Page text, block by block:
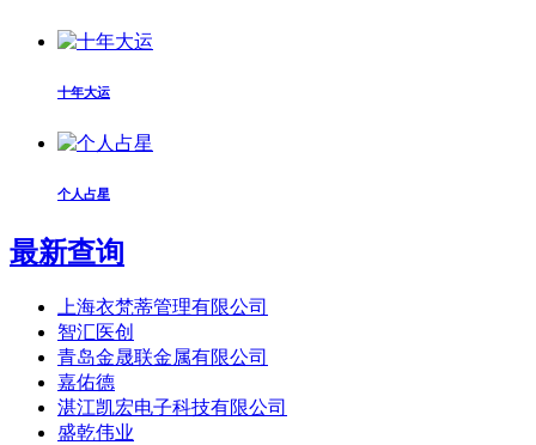
十年大运
个人占星
最新查询
上海衣梵蒂管理有限公司
智汇医创
青岛金晟联金属有限公司
嘉佑德
湛江凯宏电子科技有限公司
盛乾伟业